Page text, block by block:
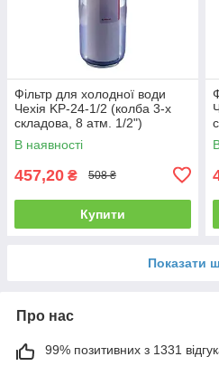
Фільтр для холодної води
Чехія KP-24-1/2 (колба 3-х
складова, 8 атм. 1/2")
В наявності
457,20 ₴ 508 ₴
Купити
Показати
Про нас
99% позитивних з 1331